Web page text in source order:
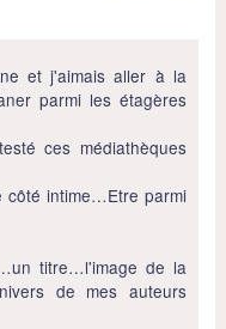
et j'aimais aller à la
parmi les étagères
ces médiathèques
côté intime…Etre parmi
titre…l'image de la
de mes auteurs